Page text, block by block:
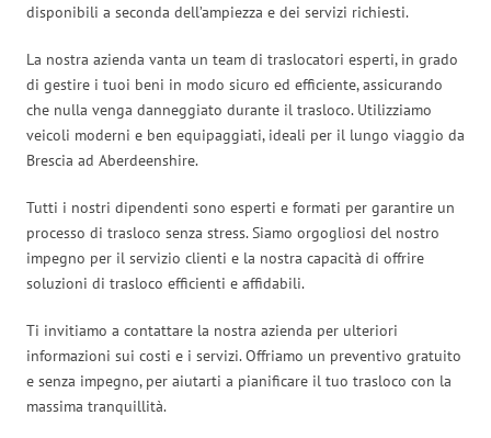
disponibili a seconda dell’ampiezza e dei servizi richiesti.
La nostra azienda vanta un team di traslocatori esperti, in grado
di gestire i tuoi beni in modo sicuro ed efficiente, assicurando
che nulla venga danneggiato durante il trasloco. Utilizziamo
veicoli moderni e ben equipaggiati, ideali per il lungo viaggio da
Brescia ad Aberdeenshire.
Tutti i nostri dipendenti sono esperti e formati per garantire un
processo di trasloco senza stress. Siamo orgogliosi del nostro
impegno per il servizio clienti e la nostra capacità di offrire
soluzioni di trasloco efficienti e affidabili.
Ti invitiamo a contattare la nostra azienda per ulteriori
informazioni sui costi e i servizi. Offriamo un preventivo gratuito
e senza impegno, per aiutarti a pianificare il tuo trasloco con la
massima tranquillità.